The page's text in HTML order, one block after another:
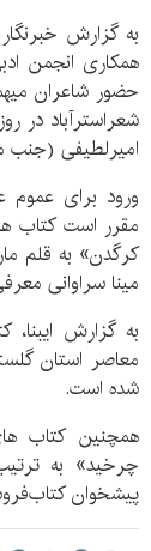
به گزارش خبرنگار
همکاری انجمن
حضور شاعران
امیرلطیفی (جنب
ورود برای عموم
مقرر است کتاب
کرگدن» به قلم
مینا سراوانی
به گزارش
معاصر استان
شده است.
همچنین کتاب
چرخید» به
پیشخوان